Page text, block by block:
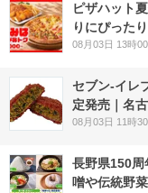
ピザハット
りにぴった
08月03日 13時
セブン-イレ
定発売｜名
08月03日 11時
長野県150
噌や伝統野